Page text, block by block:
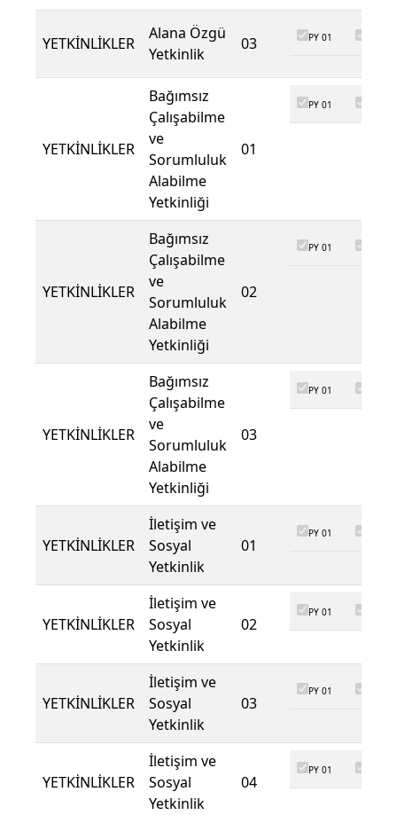
YETKİNLİKLER
Alana Özgü
Yetkinlik
03 PY 01
YETKİNLİKLER
Bağımsız
Çalışabilme
ve
Sorumluluk
Alabilme
Yetkinliği
01
PY 01
YETKİNLİKLER
Bağımsız
Çalışabilme
ve
Sorumluluk
Alabilme
Yetkinliği
02
PY 01
YETKİNLİKLER
Bağımsız
Çalışabilme
ve
Sorumluluk
Alabilme
Yetkinliği
03
PY 01
YETKİNLİKLER
İletişim ve
Sosyal
Yetkinlik
01
PY 01
YETKİNLİKLER
İletişim ve
Sosyal
Yetkinlik
02
PY 01
YETKİNLİKLER
İletişim ve
Sosyal
Yetkinlik
03
PY 01
YETKİNLİKLER
İletişim ve
Sosyal
Yetkinlik
04
PY 01